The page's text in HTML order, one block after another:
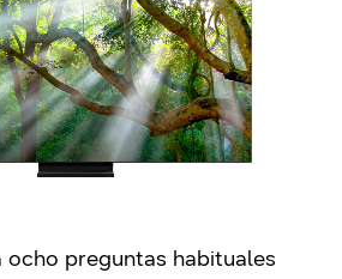
ocho preguntas habituales